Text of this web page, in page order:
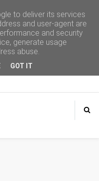
to deliver its services
and user-agent are
and security
generate usage
abuse.
GOT IT